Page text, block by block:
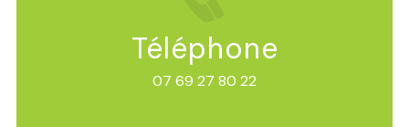
Téléphone
07 69 27 80 22